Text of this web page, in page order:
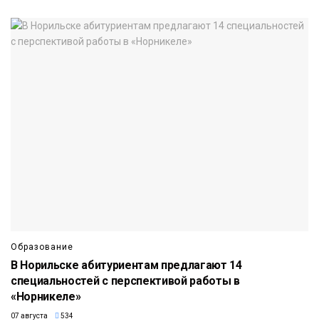
Образование
В Норильске абитуриентам предлагают 14
специальностей с перспективой работы в
«Норникеле»
07 августа 534